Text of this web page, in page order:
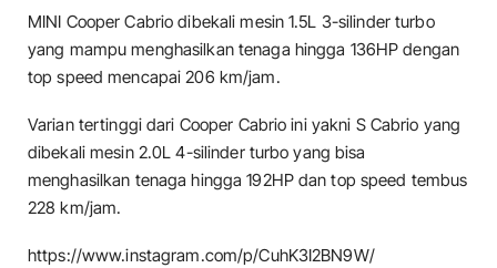
MINI Cooper Cabrio dibekali mesin 1.5L 3-silinder turbo
yang mampu menghasilkan tenaga hingga 136HP dengan
top speed mencapai 206 km/jam.
Varian tertinggi dari Cooper Cabrio ini yakni S Cabrio yang
dibekali mesin 2.0L 4-silinder turbo yang bisa
menghasilkan tenaga hingga 192HP dan top speed tembus
228 km/jam.
https://www.instagram.com/p/CuhK3I2BN9W/